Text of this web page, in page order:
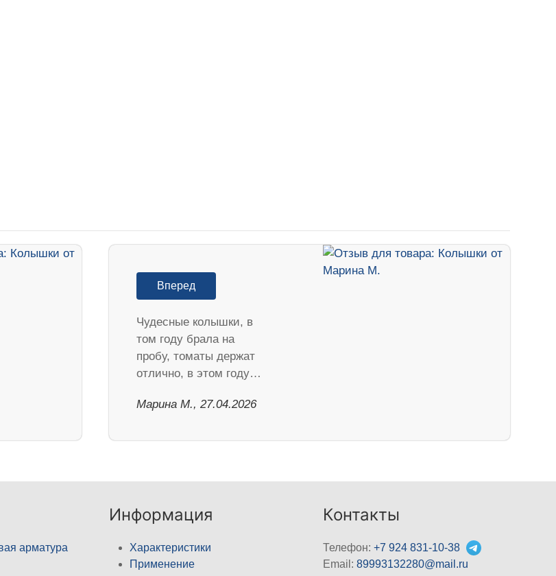
Вперед
Чудесные колышки, в
том году брала на
пробу, томаты держат
отлично, в этом году…
Марина М., 27.04.2026
арматура
Информация
Характеристики
Применение
Контакты
Телефон:+7 924 831-10-38
Email:89993132280@mail.ru